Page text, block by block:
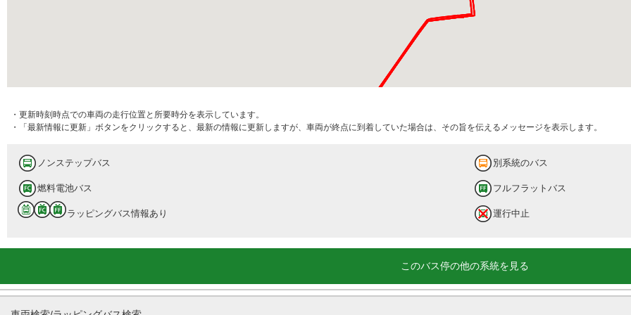
・更新時刻時点での車両の走行位置と所要時分を表示しています。
・「最新情報に更新」ボタンをクリックすると、最新の情報に更新しますが、車両が終点に到着していた場合は、その旨を伝えるメッセージを表示します。
ノンステップバス 別系統のバス
燃料電池バス フルフラットバス
ラッピングバス情報あり 運行中止
このバス停の他の系統を見る